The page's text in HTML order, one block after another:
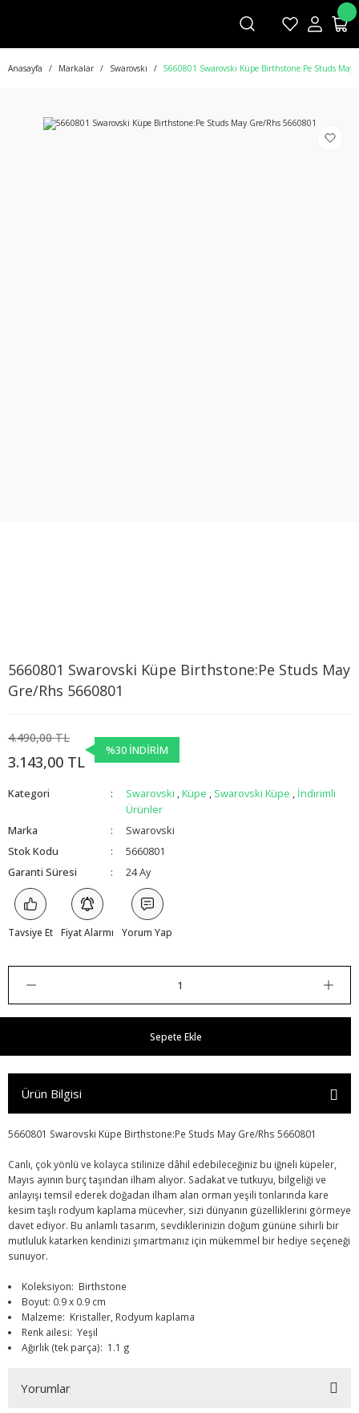
Anasayfa Markalar Swarovski 5660801 Swarovski Küpe Birthstone:Pe Studs May
5660801 Swarovski Küpe Birthstone:Pe Studs May
Gre/Rhs 5660801
4.490,00 TL
3.143,00 TL
%30 İNDİRİM
Kategori Swarovski ,Küpe , Swarovski Küpe , İndirimli
Ürünler
Marka
Swarovski
Stok Kodu
5660801
Garanti Süresi
24 Ay
Tavsiye Et Fiyat Alarmı Yorum Yap
Sepete Ekle
Ürün Bilgisi
5660801 Swarovski Küpe Birthstone:Pe Studs May Gre/Rhs 5660801
Canlı, çok yönlü ve kolayca stilinize dâhil edebileceğiniz bu iğneli küpeler,
Mayıs ayının burç taşından ilham alıyor. Sadakat ve tutkuyu, bilgeliği ve
anlayışı temsil ederek doğadan ilham alan orman yeşili tonlarında kare
kesim taşlı rodyum kaplama mücevher, sizi dünyanın güzelliklerini görmeye
davet ediyor. Bu anlamlı tasarım, sevdiklerinizin doğum gününe sihirli bir
mutluluk katarken kendinizi şımartmanız için mükemmel bir hediye seçeneği
sunuyor.
Koleksiyon: Birthstone
Boyut: 0.9 x 0.9 cm
Malzeme: Kristaller, Rodyum kaplama
Renk ailesi: Yeşil
Ağırlık (tek parça): 1.1 g
Yorumlar